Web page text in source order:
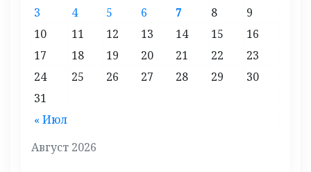
Август 2026
« Июл
3
4 5 6 7 8
9
10
11 12 13 14 15
16
17
18 19 20 21 22
23
24
25 26 27 28 29
30
31